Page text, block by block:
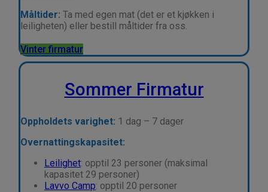
Måltider: Ta med egen mat (det er et kjøkken i
leiligheten) eller bestill måltider fra oss.
Vinter firmatur
Sommer Firmatur
Oppholdets varighet: 1 dag – 7 dager
Overnattingskapasitet:
Leilighet: opptil 23 personer (maksimal
kapasitet 29 personer)
Lavvo Camp: opptil 20 personer